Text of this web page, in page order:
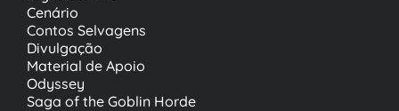
Cenário
Contos Selvagens
Divulgação
Material de Apoio
Odyssey
Saga of the Goblin Horde